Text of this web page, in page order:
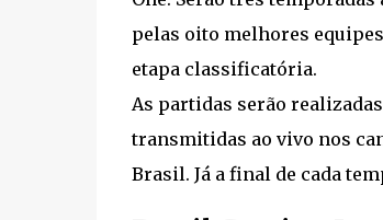
pelas oito melhores
etapa classificatória.
As partidas serão
transmitidas ao vivo nos
Brasil. Já a final de cada